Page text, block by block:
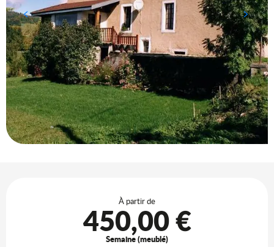
À partir de
450,00 €
Semaine (meublé)